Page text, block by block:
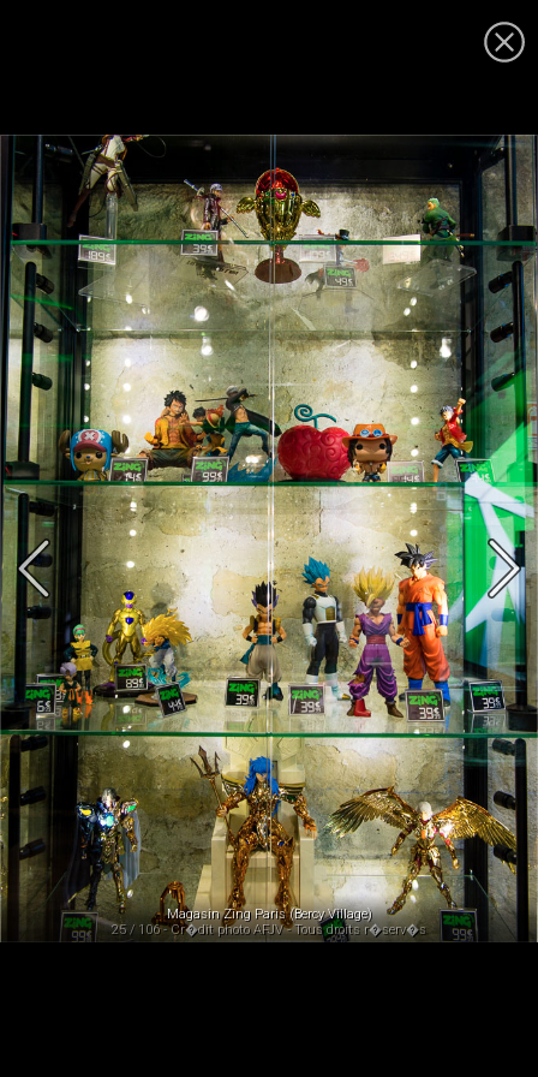
Magasin Zing Paris (Bercy Village)
25 / 106 - Cr�dit photo AFJV - Tous droits r�serv�s